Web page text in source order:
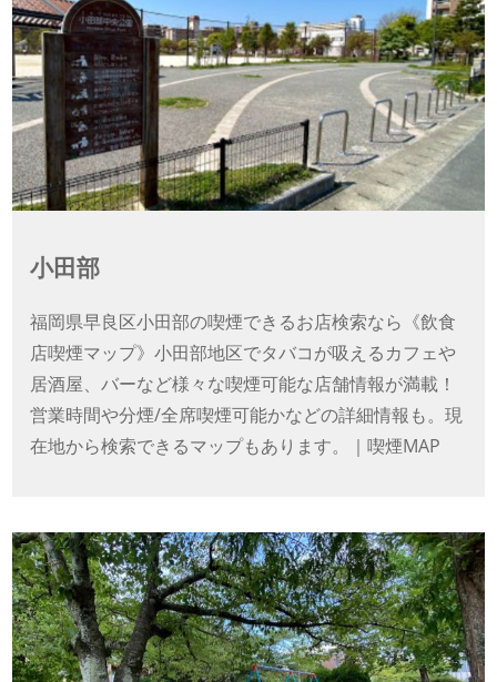
小田部
福岡県早良区小田部の喫煙できるお店検索なら《飲食
店喫煙マップ》小田部地区でタバコが吸えるカフェや
居酒屋、バーなど様々な喫煙可能な店舗情報が満載！
営業時間や分煙/全席喫煙可能かなどの詳細情報も。現
在地から検索できるマップもあります。｜喫煙MAP